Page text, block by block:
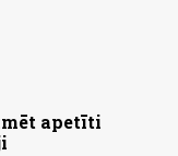
apetīti